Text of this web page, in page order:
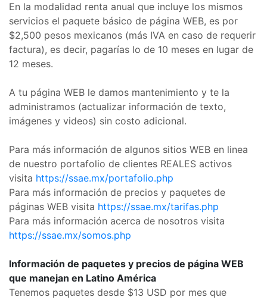
En la modalidad renta anual que incluye los mismos
servicios el paquete básico de página WEB, es por
$2,500 pesos mexicanos (más IVA en caso de requerir
factura), es decir, pagarías lo de 10 meses en lugar de
12 meses.
A tu página WEB le damos mantenimiento y te la
administramos (actualizar información de texto,
imágenes y videos) sin costo adicional.
Para más información de algunos sitios WEB en linea
de nuestro portafolio de clientes REALES activos
visita https://ssae.mx/portafolio.php
Para más información de precios y paquetes de
páginas WEB visita https://ssae.mx/tarifas.php
Para más información acerca de nosotros visita
https://ssae.mx/somos.php
Información de paquetes y precios de página WEB
que manejan en Latino América
Tenemos paquetes desde $13 USD por mes que